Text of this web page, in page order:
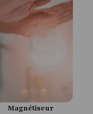
Magnétiseur